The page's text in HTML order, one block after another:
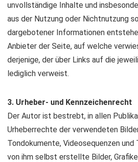
unvollständige Inhalte und
aus der Nutzung oder Nichtnutzung
dargebotener Informationen
Anbieter der Seite, auf welche
derjenige, der über Links auf die
lediglich verweist.
3. Urheber- und Kennzeichenrecht
Der Autor ist bestrebt, in allen
Urheberrechte der verwendeten
Tondokumente, Videosequenzen
von ihm selbst erstellte Bilder,